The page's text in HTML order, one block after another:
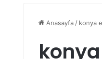
Anasayfa / konya